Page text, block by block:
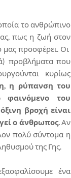
το ανθρώπινο
πως η ζωή στον
προσφέρει. Οι
προβλήματα που
κυρίως
η ρύπανση του
φαινόμενο του
βροχή είναι
ο άνθρωπος.Αν
πολύ σύντομα η
της Γης.
ένα